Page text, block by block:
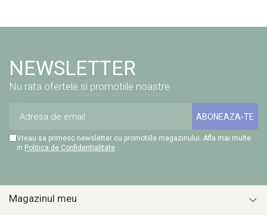
NEWSLETTER
Nu rata ofertele si promotiile noastre
Vreau sa primesc newsletter cu promotiile magazinului. Afla mai multe
in Politica de Confidentialitate
Magazinul meu